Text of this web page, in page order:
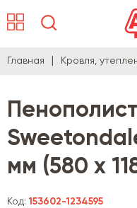
Главная Кровля,
мм (580 х
Код:153602-1234595